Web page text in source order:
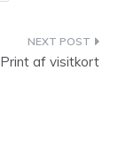
Print af visitkort